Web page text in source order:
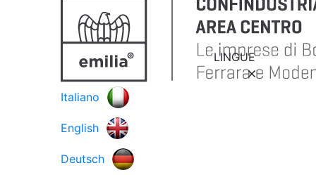
LINGUE
Italiano
English
Deutsch